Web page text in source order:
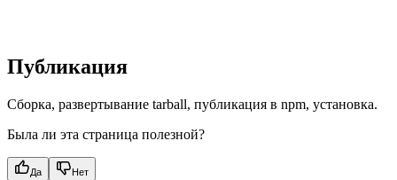
Публикация
Сборка, развертывание tarball, публикация в npm, установка.
Была ли эта страница полезной?
Да Нет